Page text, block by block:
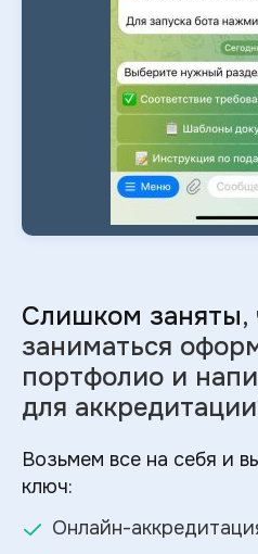
Слишком заняты,
заниматься
портфолио и
для
Возьмем все на себя и
ключ:
Онлайн-